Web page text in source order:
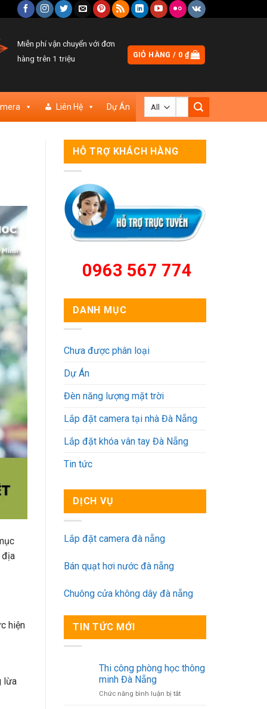
Miễn phí vận chuyển với đơn
hàng trên 1 triệu
GIỎ HÀNG / 0 ₫
Liên Hệ Dự Án
địa
hiện
lừa
HỖ TRỢ KHÁCH HÀNG
0963 567 774
DANH MỤC
Chưa được phân loại
Dự Án
Đèn năng lượng mặt trời
Lắp đặt camera tại nhà Đà Nẵng
Lắp đặt khóa vân tay Đà Nẵng
Tin tức
DỊCH VỤ
Lắp đặt camera đà nẵng
Bán quạt hơi nước đà nẵng
Chuông cửa không dây đà nẵng
TIN TỨC MỚI
Thi công phòng học thông
minh Đà Nẵng
Chức năng bình luận bị tắtở